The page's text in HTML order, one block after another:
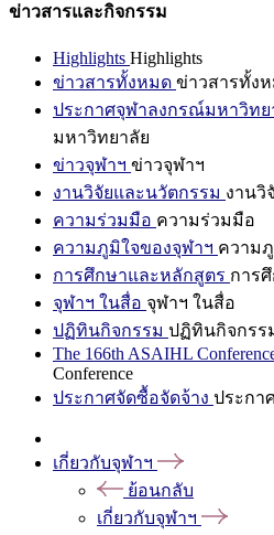
ข่าวสารและกิจกรรม
Highlights Highlights
ข่าวสารทั้งหมด ข่าวสารทั้ง
ประกาศจุฬาลงกรณ์มหาวิทย
มหาวิทยาลัย
ข่าวจุฬาฯ ข่าวจุฬาฯ
งานวิจัยและนวัตกรรม งานวิ
ความร่วมมือ ความร่วมมือ
ความภูมิใจของจุฬาฯ ความ
การศึกษาและหลักสูตร การ
จุฬาฯ ในสื่อ จุฬาฯ ในสื่อ
ปฏิทินกิจกรรม ปฏิทินกิจกรร
The 166th ASAIHL
Conference
ประกาศจัดซื้อจัดจ้าง ประกา
เกี่ยวกับจุฬาฯ
ย้อนกลับ
เกี่ยวกับจุฬาฯ